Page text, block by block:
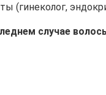
(гинеколог,
случае